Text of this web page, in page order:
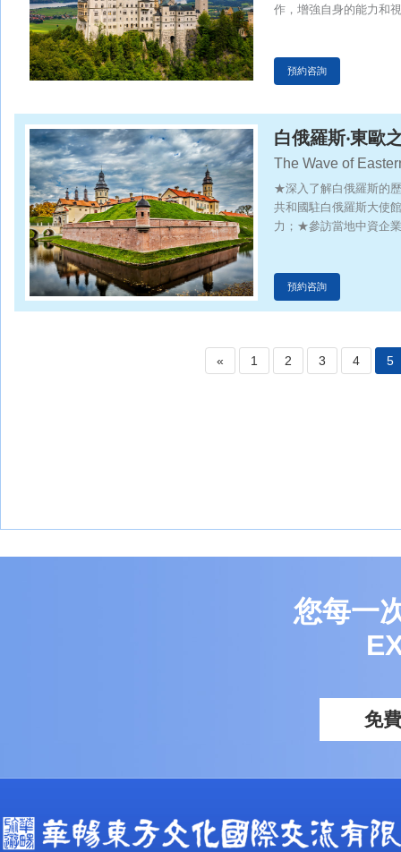
作，增強自身的能力和
預約咨詢
白俄羅斯‧東歐
The Wave of
(Belarus)
★深入了解白俄羅斯的
共和國駐白俄羅斯大使
力；★參訪當地中資企
預約咨詢
« 1 2 3 4 5
您每一
免